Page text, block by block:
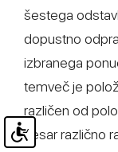
šestega
dopustno
izbranega
temveč je
različen od
česar različno